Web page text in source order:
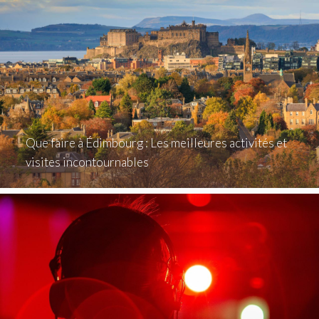
Que faire à Édimbourg : Les meilleures activités et
visites incontournables